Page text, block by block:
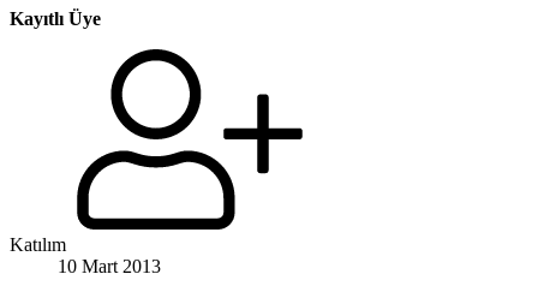
Kayıtlı Üye
Katılım
10 Mart 2013